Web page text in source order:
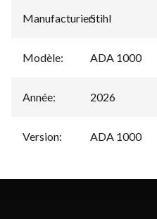
Manufacturier:
Stihl
Modèle: ADA 1000
Année: 2026
Version: ADA 1000